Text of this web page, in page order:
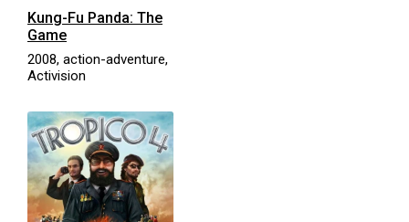
Kung-Fu Panda: The
Game
2008, action-adventure,
Activision